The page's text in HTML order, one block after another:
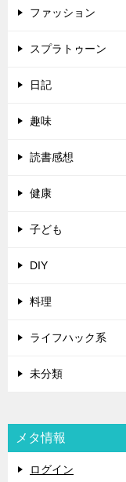
ファッション
スプラトゥーン
日記
趣味
読書感想
健康
子ども
DIY
料理
ライフハック系
未分類
メタ情報
ログイン